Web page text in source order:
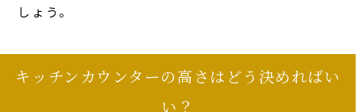
しょう。
キッチンカウンターの高さはどう決めればい
い？